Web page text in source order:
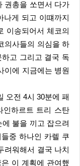
권총을 쏘면서 다가
게 되고 이떄까지
이송되어서 체코의
의사들의 의심을 하
고 그리고 결국 독
이에 지금에는 병원
인하르트 트리 스탄
불을 끼고 잡으려
중 하나인 카렐 쿠
려워해서 결국 나치
이 계획에 관여했